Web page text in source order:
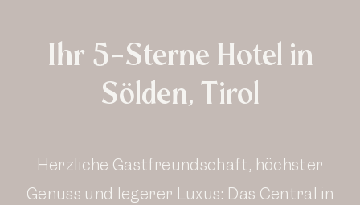
Ihr 5-Sterne Hotel in
Sölden, Tirol
Herzliche Gastfreundschaft, höchster
Genuss und legerer Luxus: Das Central in